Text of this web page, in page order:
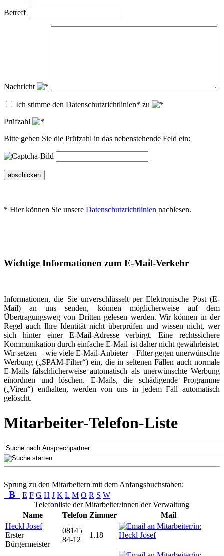
Betreff
Nachricht
Ich stimme den Datenschutzrichtlinien* zu
Prüfzahl
Bitte geben Sie die Prüfzahl in das nebenstehende Feld ein:
abschicken
* Hier können Sie unsere Datenschutzrichtlinien nachlesen.
Wichtige Informationen zum E-Mail-Verkehr
Informationen, die Sie unverschlüsselt per Elektronische Post (E-
Mail) an uns senden, können möglicherweise auf dem
Übertragungsweg von Dritten gelesen werden. Wir können in der
Regel auch Ihre Identität nicht überprüfen und wissen nicht, wer
sich hinter einer E-Mail-Adresse verbirgt. Eine rechtssichere
Kommunikation durch einfache E-Mail ist daher nicht gewährleistet.
Wir setzen – wie viele E-Mail-Anbieter – Filter gegen unerwünschte
Werbung („SPAM-Filter“) ein, die in seltenen Fällen auch normale
E-Mails fälschlicherweise automatisch als unerwünschte Werbung
einordnen und löschen. E-Mails, die schädigende Programme
(„Viren“) enthalten, werden von uns in jedem Fall automatisch
gelöscht.
Mitarbeiter-Telefon-Liste
Sprung zu den Mitarbeitern mit dem Anfangsbuchstaben:
B E F G H J K L M O R S W
Telefonliste der Mitarbeiter/innen der Verwaltung
Name
Telefon Zimmer
Mail
Heckl Josef
Erster
Bürgermeister
08145
84-12
1.18